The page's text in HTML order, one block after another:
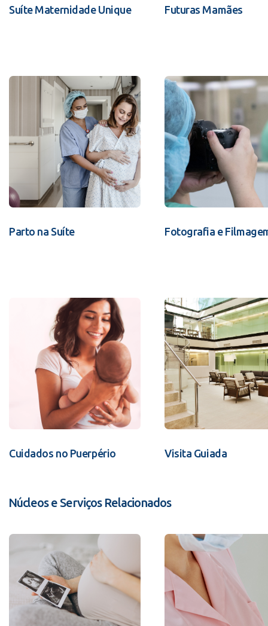
Suíte Maternidade Unique Futuras Mamães
Parto na Suíte Fotografia e
Cuidados no Puerpério Visita Guiada
Núcleos e Serviços Relacionados